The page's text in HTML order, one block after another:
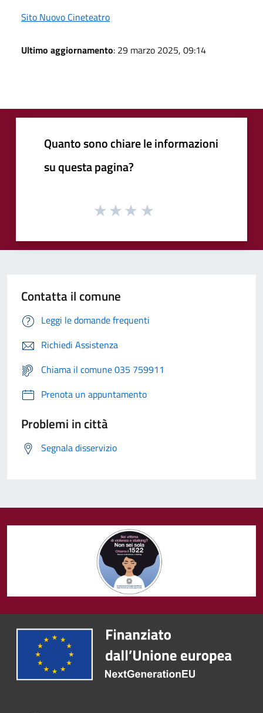
Sito Nuovo Cineteatro
Ultimo aggiornamento: 29 marzo 2025, 09:14
Quanto sono chiare le informazioni
su questa pagina?
Contatta il comune
Leggi le domande frequenti
Richiedi Assistenza
Chiama il comune 035 759911
Prenota un appuntamento
Problemi in città
Segnala disservizio